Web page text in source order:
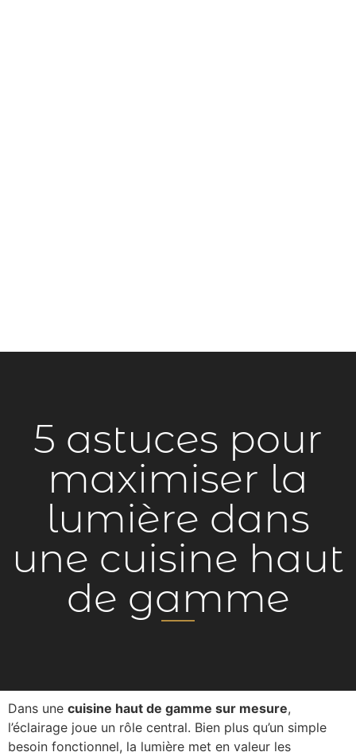
5 astuces pour
maximiser la
lumière dans
une cuisine haut
de gamme
Dans une cuisine haut de gamme sur mesure,
l’éclairage joue un rôle central. Bien plus qu’un simple
besoin fonctionnel, la lumière met en valeur les